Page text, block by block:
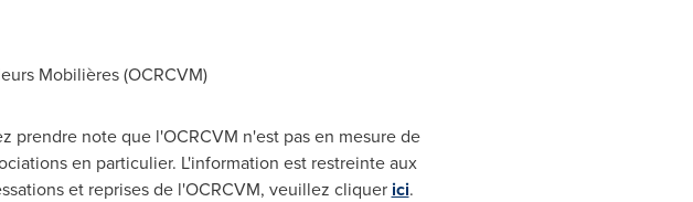
Mobilières (OCRCVM)
prendre note que l'OCRCVM n'est pas en mesure de
en particulier. L'information est restreinte aux
et reprises de l'OCRCVM, veuillez cliquer ici.